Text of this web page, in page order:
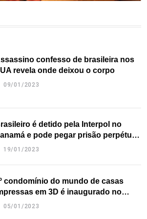
confesso de brasileira nos
revela onde deixou o corpo
09/01/2023
é detido pela Interpol no
e pode pegar prisão perpétua
EUA
19/01/2023
condomínio do mundo de casas
em 3D é inaugurado no
05/01/2023